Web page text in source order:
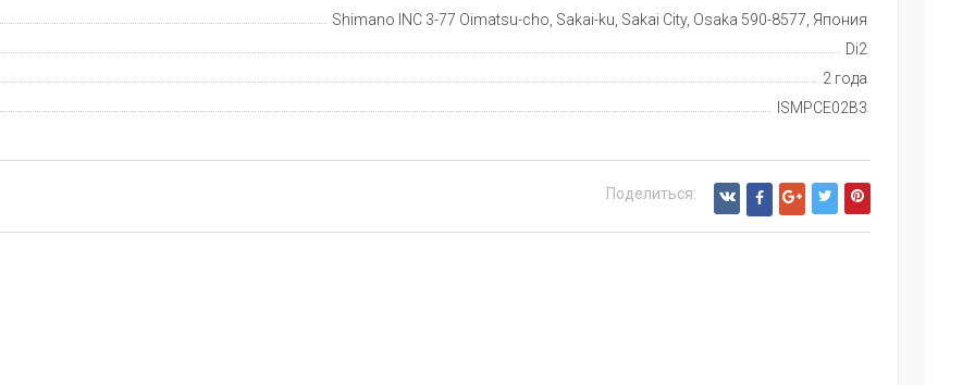
Shimano INC 3-77 Oimatsu-cho, Sakai-ku, Sakai City, Osaka 590-8577, Япония
Di2
2 года
ISMPCE02B3
Поделиться: